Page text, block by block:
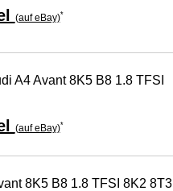
(auf eBay)*
A4 Avant 8K5 B8 1.8 TFSI
(auf eBay)*
8K5 B8 1.8 TFSI 8K2 8T3